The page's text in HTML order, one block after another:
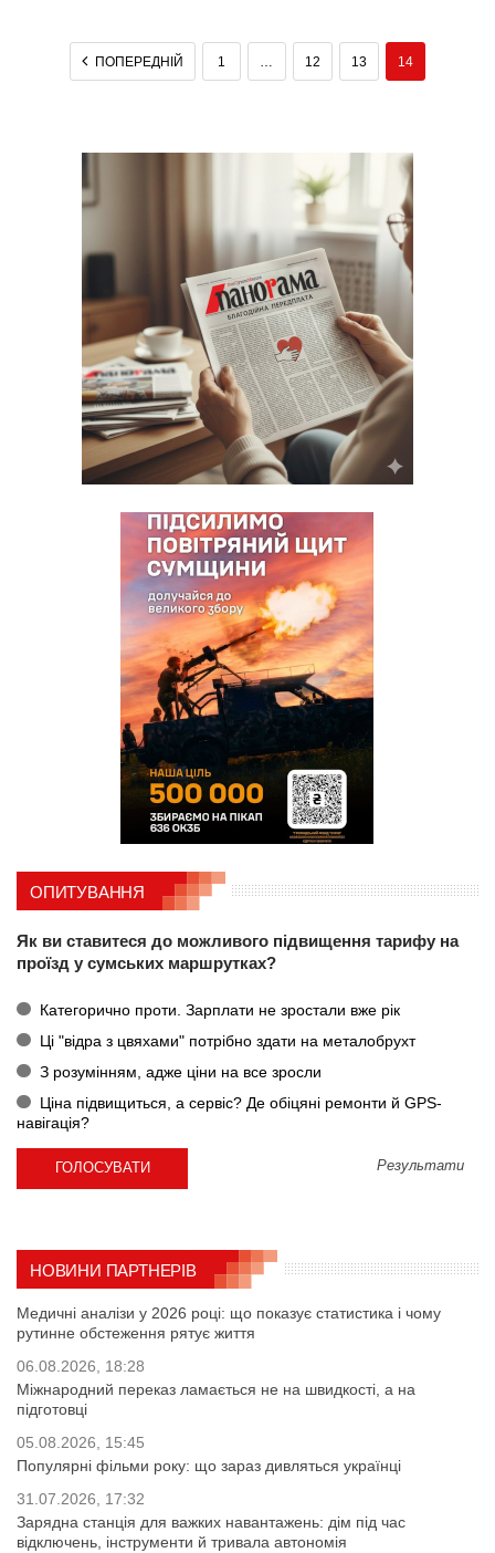
ПОПЕРЕДНІЙ 1 12 13 14
ОПИТУВАННЯ
Як ви ставитеся до можливого підвищення тарифу на
проїзд у сумських маршрутках?
Категорично проти. Зарплати не зростали вже рік
Ці "відра з цвяхами" потрібно здати на металобрухт
З розумінням, адже ціни на все зросли
Ціна підвищиться, а сервіс? Де обіцяні ремонти й GPS-
навігація?
Результати
НОВИНИ ПАРТНЕРІВ
Медичні аналізи у 2026 році: що показує статистика і чому
рутинне обстеження рятує життя
06.08.2026, 18:28
Міжнародний переказ ламається не на швидкості, а на
підготовці
05.08.2026, 15:45
Популярні фільми року: що зараз дивляться українці
31.07.2026, 17:32
Зарядна станція для важких навантажень: дім під час
відключень, інструменти й тривала автономія